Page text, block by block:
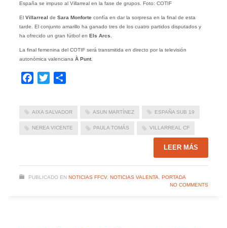
España se impuso al Villarreal en la fase de grupos. Foto: COTIF
El Villarreal de Sara Monforteconfía en dar la sorpresa en la final de esta
tarde. El conjunto amarillo ha ganado tres de los cuatro partidos disputados y
ha ofrecido un gran fútbol en Els Arcs
La final femenina del COTIF será transmitida en directo por la televisión
autonómica valenciana À Punt.
Facebook
Twitter
AIXA SALVADOR ASUN MARTÍNEZ ESPAÑA SUB 19
NEREA VICENTE PAULA TOMÁS VILLARREAL CF
LEER MÁS
PUBLICADO EN NOTICIAS FFCV, NOTICIAS VALENTA
PORTADA
NO COMMENTS